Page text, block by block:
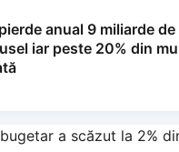
anual 9 miliarde
iar peste 20% din